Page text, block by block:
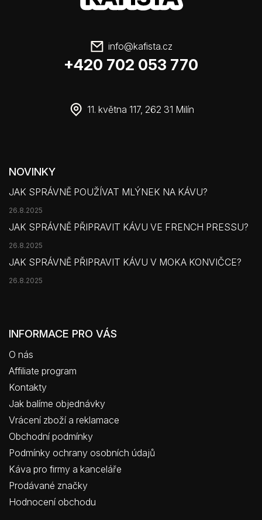
info@kafista.cz
+420 702 053 770
11. května 117, 262 31 Milín
NOVINKY
JAK SPRÁVNĚ POUŽÍVAT MLÝNEK NA KÁVU?
26.8.2025
JAK SPRÁVNĚ PŘIPRAVIT KÁVU VE FRENCH PRESSU?
26.8.2025
JAK SPRÁVNĚ PŘIPRAVIT KÁVU V MOKA KONVIČCE?
26.8.2025
INFORMACE PRO VÁS
O nás
Affiliate program
Kontakty
Jak balíme objednávky
Vrácení zboží a reklamace
Obchodní podmínky
Podmínky ochrany osobních údajů
Káva pro firmy a kanceláře
Prodávané značky
Hodnocení obchodu